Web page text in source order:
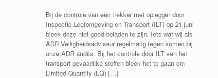
Bij de controle van een trekker met oplegger door
Inspectie Leefomgeving en Transport (ILT) op 21 juni
bleek deze niet goed beladen te zijn. Iets wat wij als
ADR Veiligheidsadviseur regelmatig tegen komen bij
onze ADR audits. Bij het controle door ILT van het
transport gevaarlijke stoffen bleek het te gaan om
Limited Quantity (LQ) […]